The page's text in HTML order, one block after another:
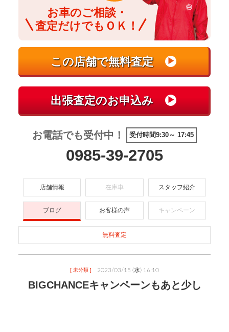
お車のご相談・
査定だけでもＯＫ！
お電話でも受付中！ 受付時間9:30～ 17:45
0985-39-2705
店舗情報 在庫車 スタッフ紹介
ブログ お客様の声 キャンペーン
無料査定
[ 未分類 ] 2023/03/15 (水) 16:10
BIGCHANCEキャンペーンもあと少し